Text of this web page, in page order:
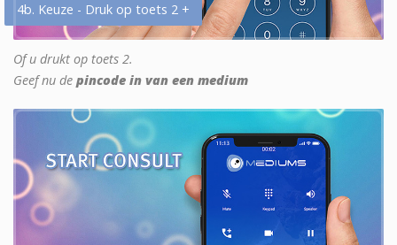
4b. Keuze - Druk op toets 2 +
Of u drukt op toets 2.
Geef nu de pincode in van een medium